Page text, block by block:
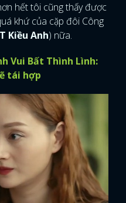
hết tôi cũng thấy được
khứ của cặp đôi Công
Kiều Anh) nữa.
Vui Bất Thình Lình:
tái hợp